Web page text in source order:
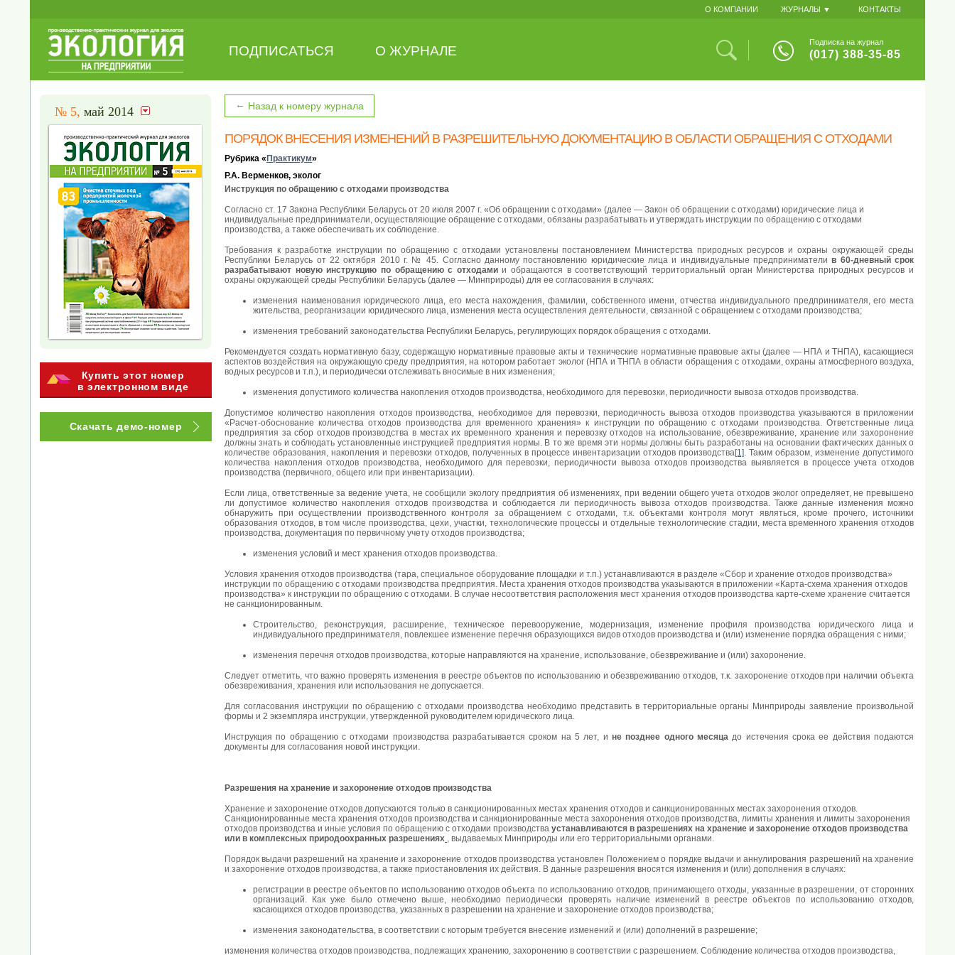
О КОМПАНИИ ЖУРНАЛЫ ▼ КОНТАКТЫ
ПОДПИСАТЬСЯ О ЖУРНАЛЕ
Подписка на журнал
(017) 388-35-85
№ 5, май 2014
Купить этот номер
в электронном виде
Скачать демо-номер
← Назад к номеру журнала
ПОРЯДОК ВНЕСЕНИЯ ИЗМЕНЕНИЙ В РАЗРЕШИТЕЛЬНУЮ ДОКУМЕНТАЦИЮ В ОБЛАСТИ ОБРАЩЕНИЯ С ОТХОДАМИ
Рубрика « Практикум»
Р.А. Верменков, эколог
Инструкция по обращению с отходами производства
Согласно ст. 17 Закона Республики Беларусь от 20 июля 2007 г. «Об обращении с отходами» (далее — Закон об обращении с отходами) юридические лица и
индивидуальные предприниматели, осуществляющие обращение с отходами, обязаны разрабатывать и утверждать инструкции по обращению с отходами
производства, а также обеспечивать их соблюдение.
Требования к разработке инструкции по обращению с отходами установлены постановлением Министерства природных ресурсов и охраны окружающей среды
Республики Беларусь от 22 октября 2010 г. № 45. Согласно данному постановлению юридические лица и индивидуальные предпринимателив 60-дневный срок
разрабатывают новую инструкцию по обращению с отходамии обращаются в соответствующий территориальный орган Министерства природных ресурсов и
охраны окружающей среды Республики Беларусь (далее — Минприроды) для ее согласования в случаях:
изменения наименования юридического лица, его места нахождения, фамилии, собственного имени, отчества индивидуального предпринимателя, его места
жительства, реорганизации юридического лица, изменения места осуществления деятельности, связанной с обращением с отходами производства;
изменения требований законодательства Республики Беларусь, регулирующих порядок обращения с отходами.
Рекомендуется создать нормативную базу, содержащую нормативные правовые акты и технические нормативные правовые акты (далее — НПА и ТНПА), касающиеся
аспектов воздействия на окружающую среду предприятия, на котором работает эколог (НПА и ТНПА в области обращения с отходами, охраны атмосферного воздуха,
водных ресурсов и т.п.), и периодически отслеживать вносимые в них изменения;
изменения допустимого количества накопления отходов производства, необходимого для перевозки, периодичности вывоза отходов производства.
Допустимое количество накопления отходов производства, необходимое для перевозки, периодичность вывоза отходов производства указываются в приложении
«Расчет-обоснование количества отходов производства для временного хранения» к инструкции по обращению с отходами производства. Ответственные лица
предприятия за сбор отходов производства в местах их временного хранения и перевозку отходов на использование, обезвреживание, хранение или захоронение
должны знать и соблюдать установленные инструкцией предприятия нормы. В то же время эти нормы должны быть разработаны на основании фактических данных о
количестве образования, накопления и перевозки отходов, полученных в процессе инвентаризации отходов производства[1]. Таким образом, изменение допустимого
количества накопления отходов производства, необходимого для перевозки, периодичности вывоза отходов производства выявляется в процессе учета отходов
производства (первичного, общего или при инвентаризации).
Если лица, ответственные за ведение учета, не сообщили экологу предприятия об изменениях, при ведении общего учета отходов эколог определяет, не превышено
ли допустимое количество накопления отходов производства и соблюдается ли периодичность вывоза отходов производства. Также данные изменения можно
обнаружить при осуществлении производственного контроля за обращением с отходами, т.к. объектами контроля могут являться, кроме прочего, источники
образования отходов, в том числе производства, цехи, участки, технологические процессы и отдельные технологические стадии, места временного хранения отходов
производства, документация по первичному учету отходов производства;
изменения условий и мест хранения отходов производства.
Условия хранения отходов производства (тара, специальное оборудование площадки и т.п.) устанавливаются в разделе «Сбор и хранение отходов производства»
инструкции по обращению с отходами производства предприятия. Места хранения отходов производства указываются в приложении «Карта-схема хранения отходов
производства» к инструкции по обращению с отходами. В случае несоответствия расположения мест хранения отходов производства карте-схеме хранение считается
не санкционированным.
Строительство, реконструкция, расширение, техническое перевооружение, модернизация, изменение профиля производства юридического лица и
индивидуального предпринимателя, повлекшее изменение перечня образующихся видов отходов производства и (или) изменение порядка обращения с ними;
изменения перечня отходов производства, которые направляются на хранение, использование, обезвреживание и (или) захоронение.
Следует отметить, что важно проверять изменения в реестре объектов по использованию и обезвреживанию отходов, т.к. захоронение отходов при наличии объекта
обезвреживания, хранения или использования не допускается.
Для согласования инструкции по обращению с отходами производства необходимо представить в территориальные органы Минприроды заявление произвольной
формы и 2 экземпляра инструкции, утвержденной руководителем юридического лица.
Инструкция по обращению с отходами производства разрабатывается сроком на 5 лет, и не позднее одного месяца до истечения срока ее действия подаются
документы для согласования новой инструкции.
Разрешения на хранение и захоронение отходов производства
Хранение и захоронение отходов допускаются только в санкционированных местах хранения отходов и санкционированных местах захоронения отходов.
Санкционированные места хранения отходов производства и санкционированные места захоронения отходов производства, лимиты хранения и лимиты захоронения
отходов производства и иные условия по обращению с отходами производства устанавливаются в разрешениях на хранение и захоронение отходов производства
или в комплексных природоохранных разрешениях , выдаваемых Минприроды или его территориальными органами.
Порядок выдачи разрешений на хранение и захоронение отходов производства установлен Положением о порядке выдачи и аннулирования разрешений на хранение
и захоронение отходов производства, а также приостановления их действия. В данные разрешения вносятся изменения и (или) дополнения в случаях:
регистрации в реестре объектов по использованию отходов объекта по использованию отходов, принимающего отходы, указанные в разрешении, от сторонних
организаций. Как уже было отмечено выше, необходимо периодически проверять наличие изменений в реестре объектов по использованию отходов,
касающихся отходов производства, указанных в разрешении на хранение и захоронение отходов производства;
изменения законодательства, в соответствии с которым требуется внесение изменений и (или) дополнений в разрешение;
изменения количества отходов производства, подлежащих хранению, захоронению в соответствии с разрешением. Соблюдение количества отходов производства,